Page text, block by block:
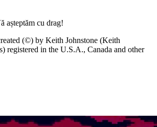
așteptăm cu drag!
(©) by Keith Johnstone (Keith
registered in the U.S.A., Canada and other